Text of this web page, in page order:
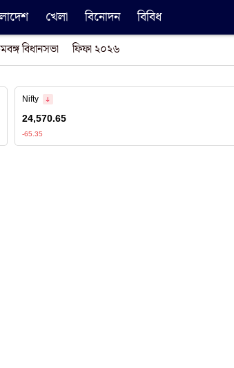
খেলা বিনোদন বিবিধ
বিধানসভা ফিফা ২০২৬